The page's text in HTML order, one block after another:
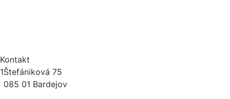
Kontakt
1Štefániková 75
085 01 Bardejov